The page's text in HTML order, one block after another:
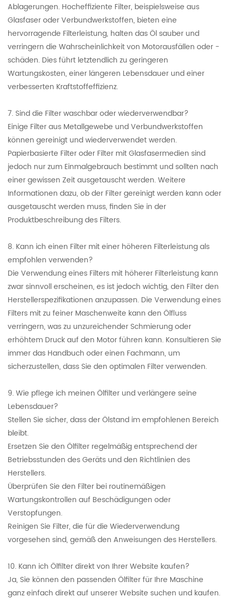
Ablagerungen. Hocheffiziente Filter, beispielsweise aus
Glasfaser oder Verbundwerkstoffen, bieten eine
hervorragende Filterleistung, halten das Öl sauber und
verringern die Wahrscheinlichkeit von Motorausfällen oder -
schäden. Dies führt letztendlich zu geringeren
Wartungskosten, einer längeren Lebensdauer und einer
verbesserten Kraftstoffeffizienz.
7. Sind die Filter waschbar oder wiederverwendbar?
Einige Filter aus Metallgewebe und Verbundwerkstoffen
können gereinigt und wiederverwendet werden.
Papierbasierte Filter oder Filter mit Glasfasermedien sind
jedoch nur zum Einmalgebrauch bestimmt und sollten nach
einer gewissen Zeit ausgetauscht werden. Weitere
Informationen dazu, ob der Filter gereinigt werden kann oder
ausgetauscht werden muss, finden Sie in der
Produktbeschreibung des Filters.
8. Kann ich einen Filter mit einer höheren Filterleistung als
empfohlen verwenden?
Die Verwendung eines Filters mit höherer Filterleistung kann
zwar sinnvoll erscheinen, es ist jedoch wichtig, den Filter den
Herstellerspezifikationen anzupassen. Die Verwendung eines
Filters mit zu feiner Maschenweite kann den Ölfluss
verringern, was zu unzureichender Schmierung oder
erhöhtem Druck auf den Motor führen kann. Konsultieren Sie
immer das Handbuch oder einen Fachmann, um
sicherzustellen, dass Sie den optimalen Filter verwenden.
9. Wie pflege ich meinen Ölfilter und verlängere seine
Lebensdauer?
Stellen Sie sicher, dass der Ölstand im empfohlenen Bereich
bleibt.
Ersetzen Sie den Ölfilter regelmäßig entsprechend der
Betriebsstunden des Geräts und den Richtlinien des
Herstellers.
Überprüfen Sie den Filter bei routinemäßigen
Wartungskontrollen auf Beschädigungen oder
Verstopfungen.
Reinigen Sie Filter, die für die Wiederverwendung
vorgesehen sind, gemäß den Anweisungen des Herstellers.
10. Kann ich Ölfilter direkt von Ihrer Website kaufen?
Ja, Sie können den passenden Ölfilter für Ihre Maschine
ganz einfach direkt auf unserer Website suchen und kaufen.